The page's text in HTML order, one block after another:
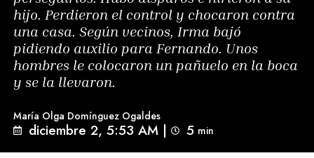
hijo. Perdieron el control y chocaron contra
una casa. Según vecinos, Irma bajó
pidiendo auxilio para Fernando. Unos
hombres le colocaron un pañuelo en la boca
y se la llevaron.
María Olga Domínguez Ogaldes
diciembre 2, 5:53 AM | 5 min